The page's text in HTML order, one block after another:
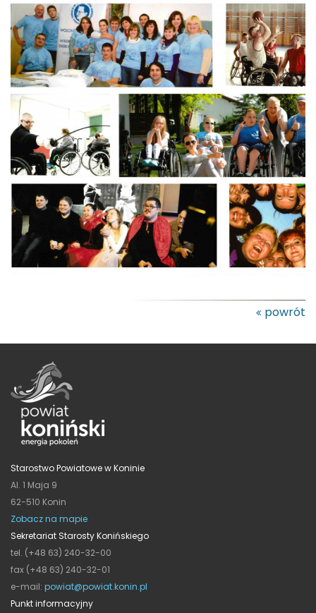
powrót
Starostwo Powiatowe w Koninie
Al. 1 Maja 9
62-510 Konin
Zobacz na mapie
Sekretariat Starosty Konińskiego
tel. (+48 63) 240-32-00
fax (+48 63) 240-32-01
e-mail: powiat@powiat.konin.pl
Punkt informacyjny